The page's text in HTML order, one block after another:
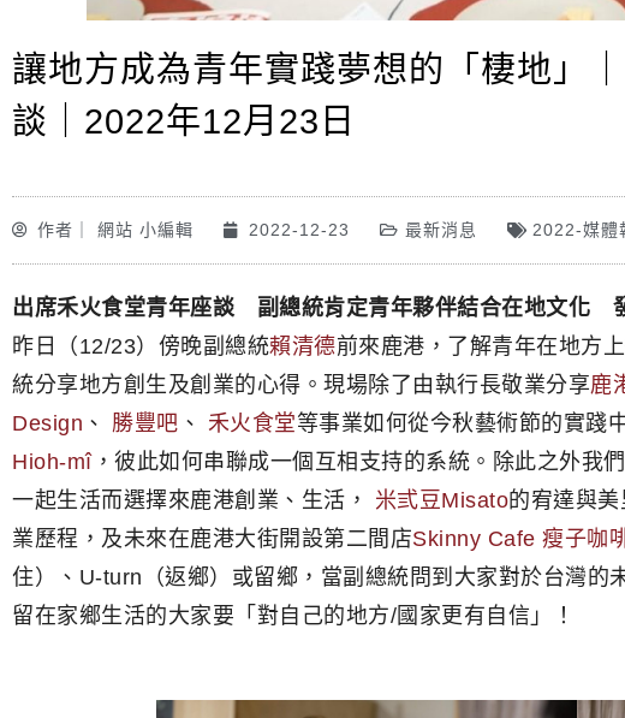
讓地方成為青年實踐夢想的「棲地」
談｜2022年12月23日
作者｜ 網站 小編輯 2022-12-23 最新消息 2022-媒體
出席禾火食堂青年座談 副總統肯定青年夥伴結合在地文化
昨日（12/23）傍晚副總統賴清德前來鹿港，了解青年在地方
統分享地方創生及創業的心得。現場除了由執行長敬業分享鹿
Design 、 勝豐吧 、 禾火食堂等事業如何從今秋藝術節的實踐
Hioh-mî，彼此如何串聯成一個互相支持的系統。除此之外我
一起生活而選擇來鹿港創業、生活， 米弎豆Misato的宥達與
業歷程，及未來在鹿港大街開設第二間店Skinny Cafe 瘦子咖
住）、U-turn（返鄉）或留鄉，當副總統問到大家對於台灣的
留在家鄉生活的大家要「對自己的地方/國家更有自信」！